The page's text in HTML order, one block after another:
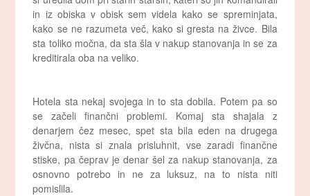
in iz obiska v obisk sem videla kako se spreminjata,
kako se ne razumeta več, kako si gresta na živce. Bila
sta toliko močna, da sta šla v nakup stanovanja in se za
kreditirala oba na veliko.
Hotela sta nekaj svojega in to sta dobila. Potem pa so
se začeli finančni problemi. Komaj sta shajala z
denarjem čez mesec, spet sta bila eden na drugega
živčna, nista si znala prisluhnit, vse zaradi finančne
stiske, pa čeprav je denar šel za nakup stanovanja, za
osnovno potrebo in ne za luksuz, na to nista niti
pomislila.